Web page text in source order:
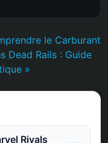
le Carburant
Dead Rails : Guide
»
Rivals